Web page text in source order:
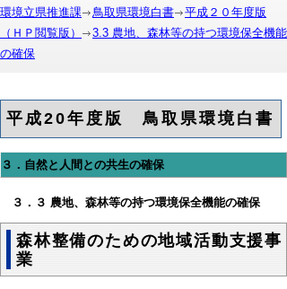
環境立県推進課
鳥取県環境白書
平成２０年度版
（ＨＰ閲覧版）
3.3 農地、森林等の持つ環境保全機能
の確保
平成20年度版 鳥取県環境白書
３．自然と人間との共生の確保
３．３ 農地、森林等の持つ環境保全機能の確保
森林整備のための地域活動支援事
業